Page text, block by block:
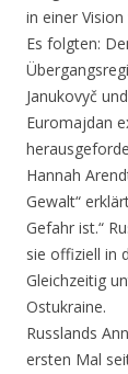
in einer
Es folgten:
Janukovyč
Euromajdan
Hannah
Gewalt“
Gefahr ist.“
sie offiziell in
Gleichzeitig
Ostukraine.
Russlands
ersten Mal